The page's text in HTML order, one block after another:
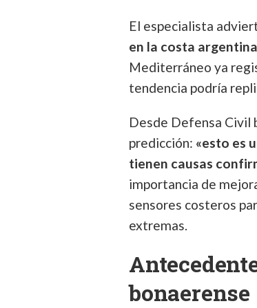
El especialista
en la costa
Mediterráneo ya
tendencia podría
Desde Defensa Civil
predicción: «esto es
tienen causas
importancia de
sensores costeros
extremas.
bonaerense